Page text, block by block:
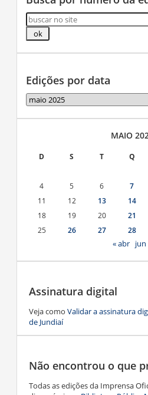
Edições por data
Edições
por
data
MAIO
D S T Q
4
5 6 7
11
12 13 14
18
19 20 21
25
26 27 28
« abr jun
Assinatura digital
Veja como Validar a assinatura
de Jundiaí
Não encontrou o que
Todas as edições da Imprensa